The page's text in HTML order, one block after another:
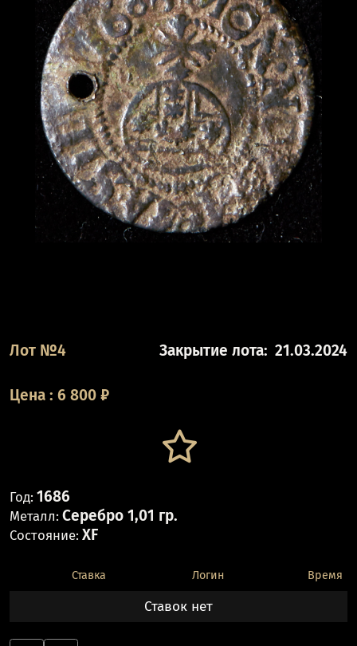
Лот №4 Закрытие лота: 21.03.2024
Цена : 6 800 ₽
Год: 1686
Металл: Серебро 1,01 гр.
Состояние: XF
Ставка Логин Время
Ставок нет